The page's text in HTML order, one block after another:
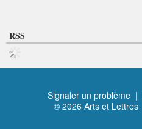
RSS
Signaler un problème |
© 2026 Arts et Lettres